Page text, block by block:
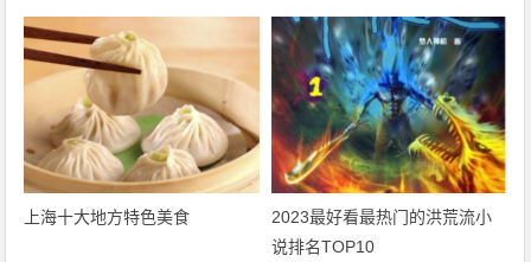
者生存 摩羯脱胎换骨
上海十大地方特色美食
2023最好看最热门的洪荒流小
说排名TOP10